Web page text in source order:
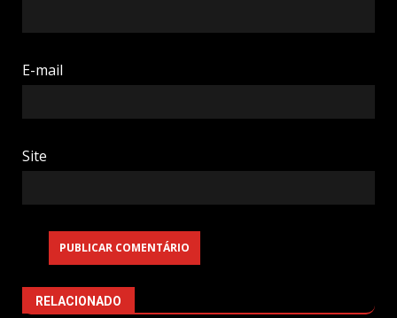
E-mail
Site
RELACIONADO